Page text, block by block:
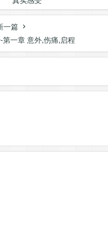
一篇
第一章 意外,伤痛,启程